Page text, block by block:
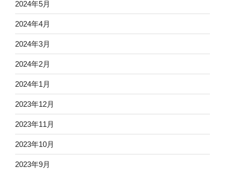
2024年5月
2024年4月
2024年3月
2024年2月
2024年1月
2023年12月
2023年11月
2023年10月
2023年9月